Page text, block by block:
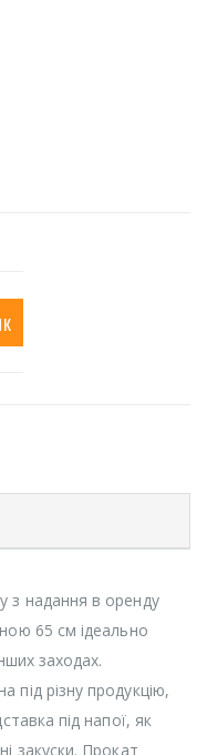
з надання в оренду
65 см ідеально
заходах.
під різну продукцію,
під напої, як
закуски. Прокат